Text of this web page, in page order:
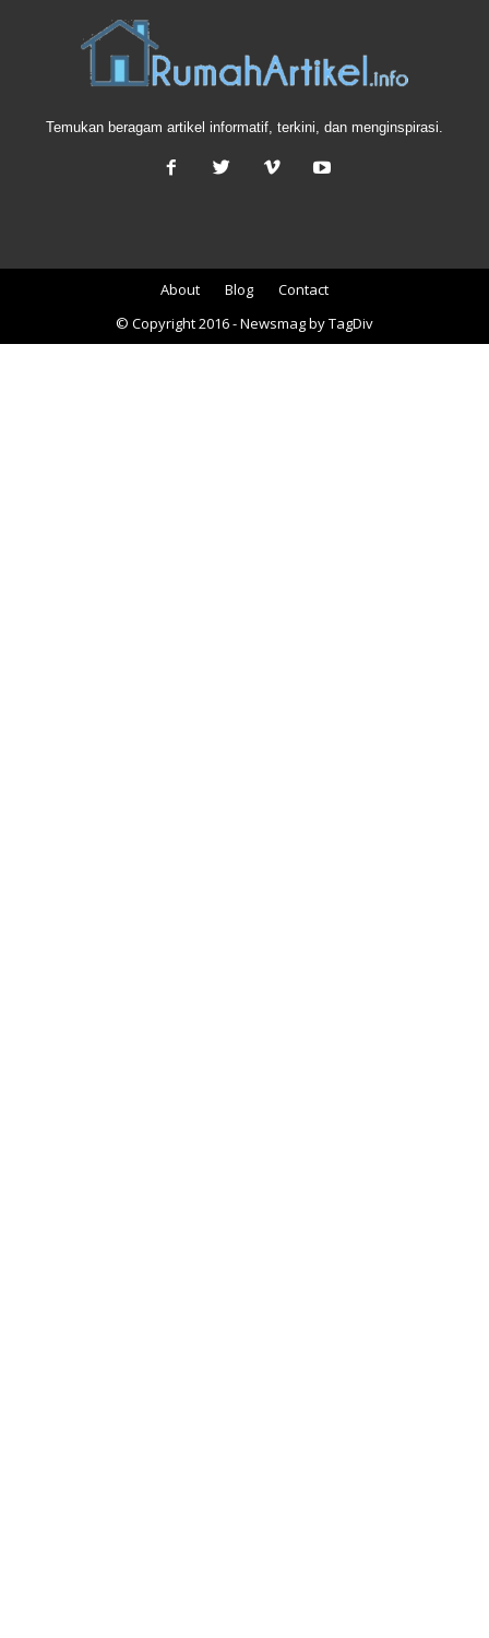
Temukan beragam artikel informatif, terkini, dan menginspirasi.
About Blog
Contact
© Copyright 2016 - Newsmag by TagDiv